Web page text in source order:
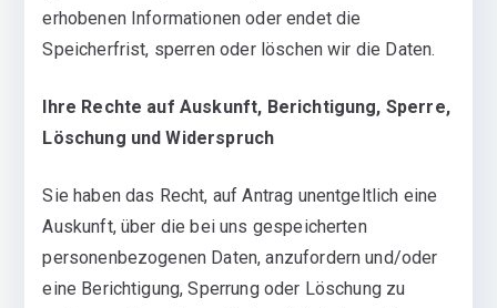
erhobenen Informationen oder endet die
Speicherfrist, sperren oder löschen wir die Daten.
Ihre Rechte auf Auskunft, Berichtigung, Sperre,
Löschung und Widerspruch
Sie haben das Recht, auf Antrag unentgeltlich eine
Auskunft, über die bei uns gespeicherten
personenbezogenen Daten, anzufordern und/oder
eine Berichtigung, Sperrung oder Löschung zu